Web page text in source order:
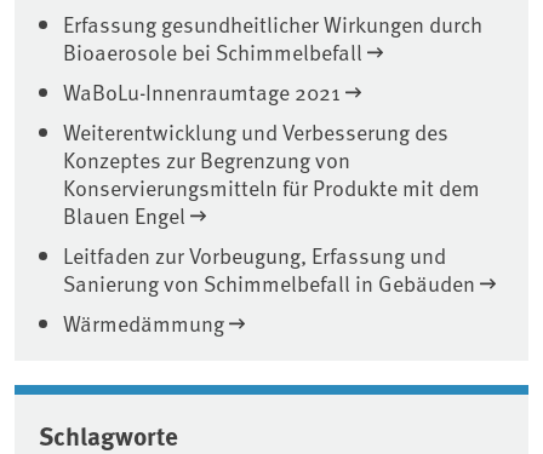
Erfassung gesundheitlicher Wirkungen durch
Bioaerosole bei Schimmelbefall
WaBoLu-Innenraumtage 2021
Weiterentwicklung und Verbesserung des
Konzeptes zur Begrenzung von
Konservierungsmitteln für Produkte mit dem
Blauen Engel
Leitfaden zur Vorbeugung, Erfassung und
Sanierung von Schimmelbefall in Gebäuden
Wärmedämmung
Schlagworte